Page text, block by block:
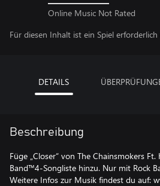
Online Music Not Rated
Für diesen Inhalt ist ein Spiel
DETAILS
Beschreibung
Füge „Closer“ von The Chainsmokers
Band™4-Songliste hinzu. Nur mit Rock
Weitere Infos zur Musik findest du auf: